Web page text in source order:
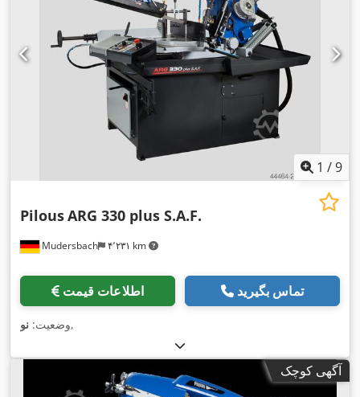
1 /9
Mudersbach ۴٬۲۳۱ km
PilousARG 330 plus S.A.F.
اطلاعات قیمت تماس بگیرید
وضعیت: نو ,
آگهی کوچک